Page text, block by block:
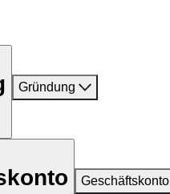
Gründung
Geschäftskonto